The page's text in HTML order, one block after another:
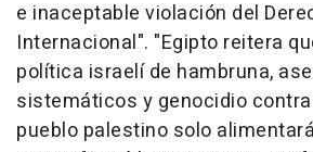
e inaceptable violación del
Internacional". "Egipto reitera
política israelí de hambruna,
sistemáticos y genocidio
pueblo palestino solo